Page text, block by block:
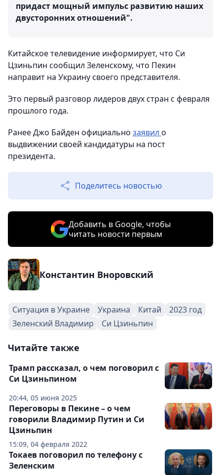
придаст мощный импульс развитию наших
двусторонних отношений".
Китайское телевидение информирует, что Си
Цзиньпин сообщил Зеленскому, что Пекин
направит на Украину своего представителя.
Это первый разговор лидеров двух стран с февраля
прошлого года.
Ранее Джо Байден официально заявил о
выдвижении своей кандидатуры на пост
президента.
Поделитесь новостью
Добавить в Google, чтобы
читать новости первым
Константин Вноровский
Ситуация в Украине Украина Китай
2023 год
Зеленский Владимир
Си Цзиньпин
Читайте также
20:44, 05 июня 2025
Трамп рассказал, о чем поговорил с
Си Цзиньпином
15:09, 04 февраля 2022
Переговоры в Пекине – о чем
говорили Владимир Путин и Си
Цзиньпин
Токаев поговорил по телефону с
Зеленским